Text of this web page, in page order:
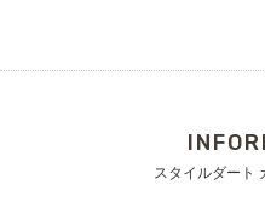
スタイルダート